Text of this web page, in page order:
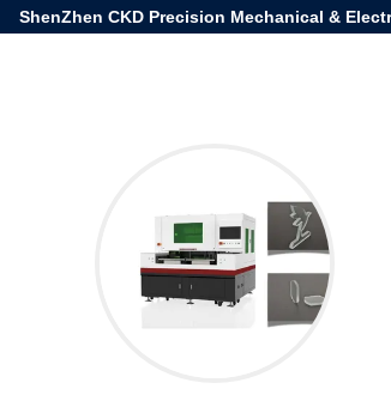
ShenZhen CKD Precision Mechanical &